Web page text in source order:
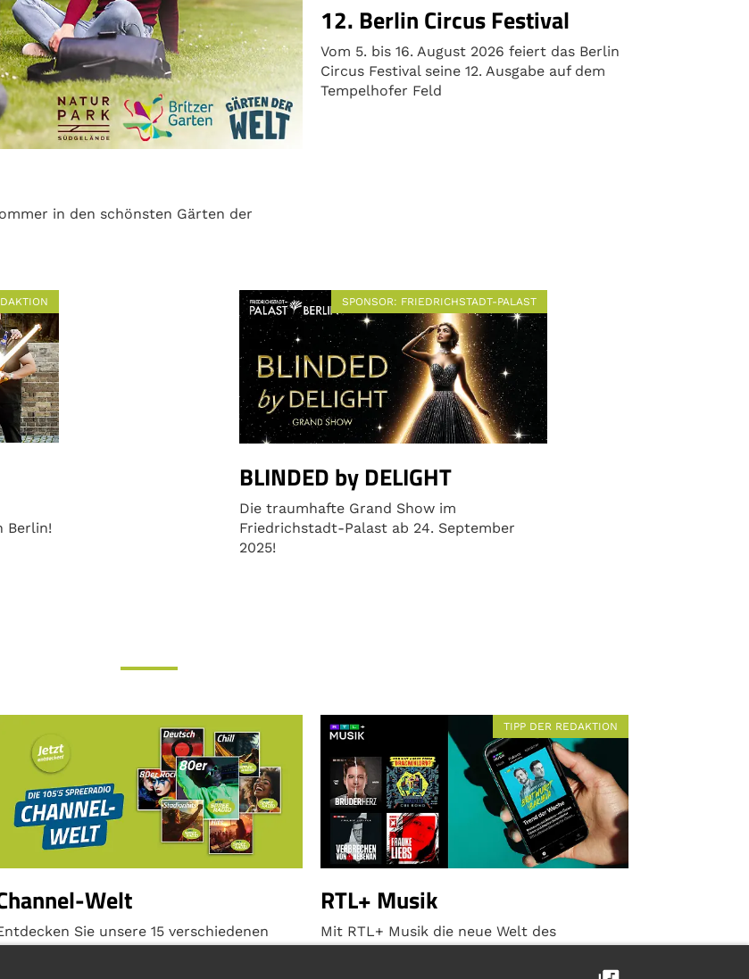
in den schönsten Gärten der
12. Berlin Circus Festival
Vom 5. bis 16. August 2026 feiert das Berlin
Circus Festival seine 12. Ausgabe auf dem
Tempelhofer Feld
Berlin!
SPONSOR: FRIEDRICHSTADT-PALAST
BLINDED by DELIGHT
Die traumhafte Grand Show im
Friedrichstadt-Palast ab 24. September
2025!
Welt
Sie unsere 15 verschiedenen
TIPP DER REDAKTION
RTL+ Musik
Mit RTL+ Musik die neue Welt des